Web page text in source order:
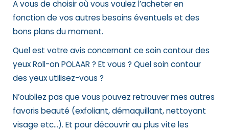
A vous de choisir où vous voulez l’acheter en
fonction de vos autres besoins éventuels et des
bons plans du moment.
Quel est votre avis concernant ce soin contour des
yeux Roll-on POLAAR ? Et vous ? Quel soin contour
des yeux utilisez-vous ?
N’oubliez pas que vous pouvez retrouver mes autres
favoris beauté (exfoliant, démaquillant, nettoyant
visage etc…). Et pour découvrir au plus vite les